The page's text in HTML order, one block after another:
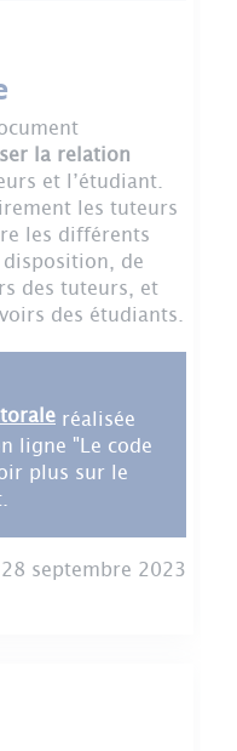
la relation
et l’étudiant.
les tuteurs
les différents
de
des tuteurs, et
des étudiants.
réalisée
ligne "Le code
plus sur le
septembre 2023